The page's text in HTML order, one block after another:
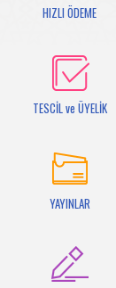
HIZLI ÖDEME
TESCİL ve ÜYELİK
YAYINLAR